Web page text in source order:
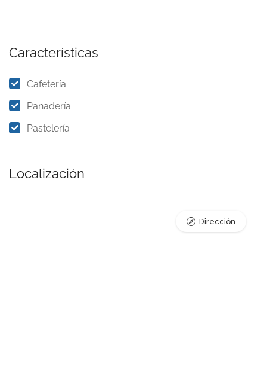
Características
Cafetería
Panadería
Pastelería
Localización
Dirección